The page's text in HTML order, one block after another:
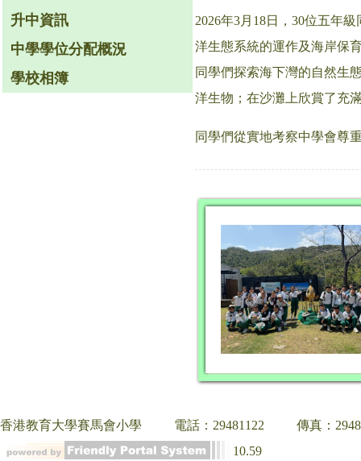
升中資訊
中學學位分配概況
學校相簿
2026年3月18日，30位五年
洋生態系統的運作及海岸保
同學們探索海下灣的自然生
洋生物；在沙灘上欣賞了充
同學們從實地考察中學會尊
香港教育大學賽馬會小學 電話：29481122
傳真：
10.59